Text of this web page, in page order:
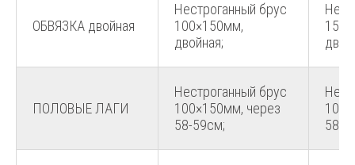
ОБВЯЗКА двойная
Нестроганный брус
100×150мм,
двойная;
ПОЛОВЫЕ ЛАГИ
Нестроганный брус
100×150мм, через
58-59см;
58-